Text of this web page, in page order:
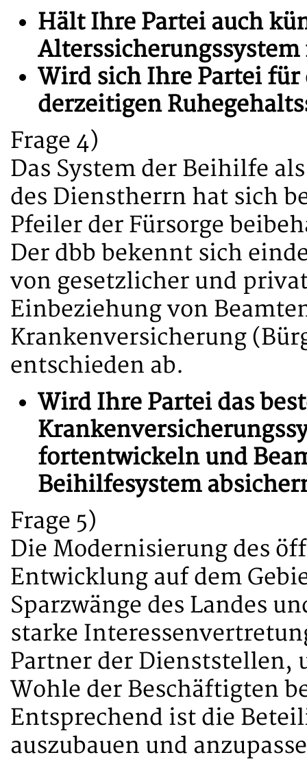
Hält Ihre Partei auch
Wird sich Ihre Partei für
derzeitigen
Frage 4)
Das System der Beihilfe
des Dienstherrn hat sich
Pfeiler der Fürsorge
Der dbb bekennt sich
von gesetzlicher und
Einbeziehung von
Krankenversicherung
entschieden ab.
Wird Ihre Partei das
fortentwickeln und
Beihilfesystem
Frage 5)
Die Modernisierung des
Entwicklung auf dem
Sparzwänge des Landes
starke
Partner der Dienststellen,
Wohle der Beschäftigten
Entsprechend ist die
auszubauen und